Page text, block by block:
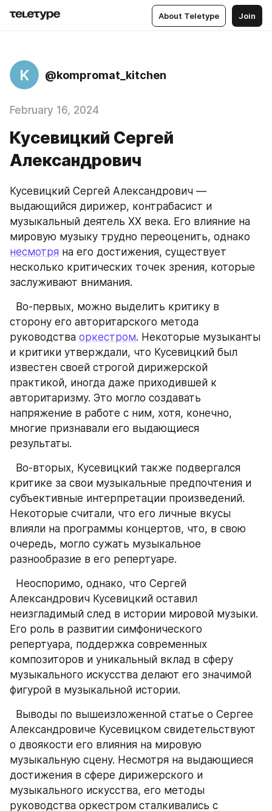
About Teletype Join
K @kompromat_kitchen
February 16, 2024
Кусевицкий Сергей
Александрович
Кусевицкий Сергей Александрович —
выдающийся дирижер, контрабасист и
музыкальный деятель XX века. Его влияние на
несмотря на его достижения, существует
несколько критических точек зрения, которые
заслуживают внимания.
сторону его авторитарского метода
руководства оркестром. Некоторые музыканты
и критики утверждали, что Кусевицкий был
известен своей строгой дирижерской
практикой, иногда даже приходившей к
авторитаризму. Это могло создавать
напряжение в работе с ним, хотя, конечно,
многие признавали его выдающиеся
результаты.
критике за свои музыкальные предпочтения и
субъективные интерпретации произведений.
Некоторые считали, что его личные вкусы
влияли на программы концертов, что, в свою
очередь, могло сужать музыкальное
разнообразие в его репертуаре.
Александрович Кусевицкий оставил
неизгладимый след в истории мировой музыки.
Его роль в развитии симфонического
репертуара, поддержка современных
композиторов и уникальный вклад в сферу
музыкального искусства делают его значимой
фигурой в музыкальной истории.
Александровиче Кусевицком свидетельствуют
о двоякости его влияния на мировую
музыкальную сцену. Несмотря на выдающиеся
достижения в сфере дирижерского и
музыкального искусства, его методы
руководства оркестром сталкивались с